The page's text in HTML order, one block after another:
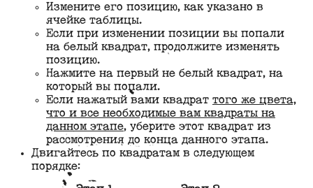
Измените его позицию, как указано в
ячейке таблицы.
Если при изменении позиции вы попали
на белый квадрат, продолжите изменять
позицию.
Нажмите на первый не белый квадрат, на
который вы попали.
Если нажатый вами квадрат того же цвета,
что и все необходимые вам квадраты на
данном этапе, уберите этот квадрат из
рассмотрения до конца данного этапа.
Двигайтесь по квадратам в следующем
порядке: